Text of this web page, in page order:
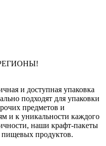
и доступная упаковка
подходят для упаковки
предметов и
и к уникальности каждого
наши крафт-пакеты
продуктов.